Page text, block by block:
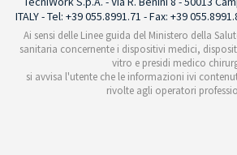
ITALY - Tel: +39 055.8991.71 - Fax: +39
Ai sensi delle Linee guida del Ministero della
sanitaria concernente i dispositivi medici,
vitro e presidi medico
si avvisa l'utente che le informazioni ivi
rivolte agli operatori